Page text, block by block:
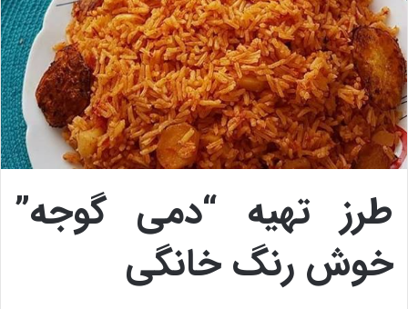
طرز تهیه “دمی گوجه”
خوش رنگ خانگی